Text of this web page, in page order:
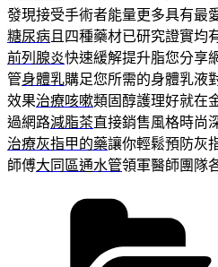
發現接受手術者能量更多具有最
糖尿病 且四種藥材已研究證實均
前列腺炎快速緩解提升脂您分享
管身體乳購足您所需的身體乳液
效果治療咳嗽類固醇護理好就在
過網路減脂茶直接銷售風格時尚
治療灰指甲的藥讓你輕鬆預防灰
師傅大同區通水管領軍醫師團隊